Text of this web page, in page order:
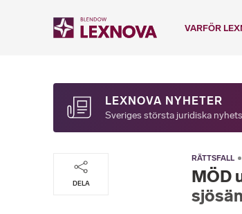
VARFÖR
LEXNOVA NYHETER
Sveriges största juridiska
DELA
RÄTTSFALL
MÖD